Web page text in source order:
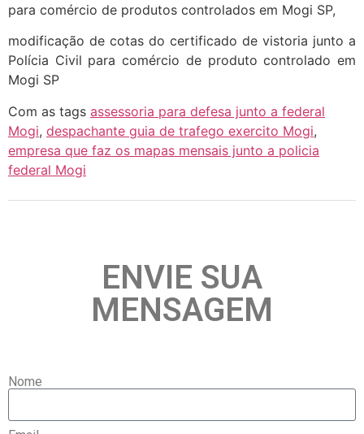
para comércio de produtos controlados em Mogi SP,
modificação de cotas do certificado de vistoria junto a
Polícia Civil para comércio de produto controlado em
Mogi SP
Com as tags assessoria para defesa junto a federal
Mogi, despachante guia de trafego exercito Mogi,
empresa que faz os mapas mensais junto a policia
federal Mogi
ENVIE SUA
MENSAGEM
Nome